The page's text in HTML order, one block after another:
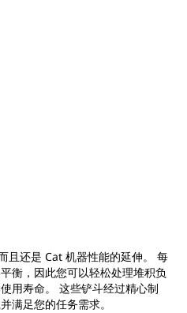
且还是 Cat 机器性能的延伸。 每
衡，因此您可以轻松处理堆积负
用寿命。 这些铲斗经过精心制
满足您的任务需求。